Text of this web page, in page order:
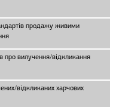
продажу живими
про вилучення/відкликання
відкликаних харчових